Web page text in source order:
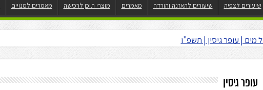
שיעורים לצפיה שיעורים להאזנה והורדה מאמרים מוצרי תוכן לרכישה מאמרים למנויים
עופר גיסין